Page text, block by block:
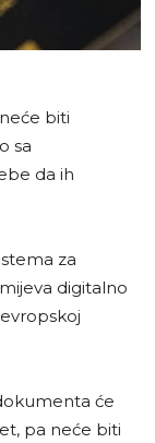
biti
sa
da ih
za
digitalno
će
pa neće biti